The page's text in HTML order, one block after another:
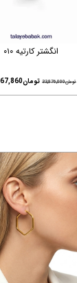
انگشتر کارتیه ۰۱۰
تومان33,876,000 تومان